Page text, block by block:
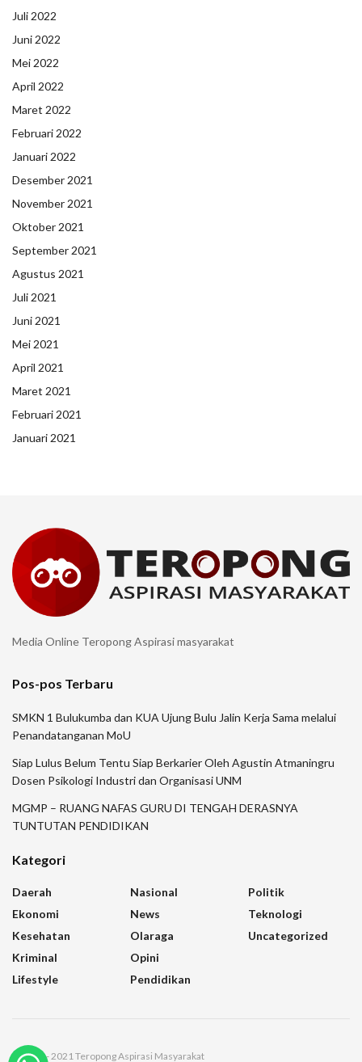
Juli 2022
Juni 2022
Mei 2022
April 2022
Maret 2022
Februari 2022
Januari 2022
Desember 2021
November 2021
Oktober 2021
September 2021
Agustus 2021
Juli 2021
Juni 2021
Mei 2021
April 2021
Maret 2021
Februari 2021
Januari 2021
Media Online Teropong Aspirasi masyarakat
Pos-pos Terbaru
SMKN 1 Bulukumba dan KUA Ujung Bulu Jalin Kerja Sama melalui
Penandatanganan MoU
Siap Lulus Belum Tentu Siap Berkarier Oleh Agustin Atmaningru
Dosen Psikologi Industri dan Organisasi UNM
MGMP – RUANG NAFAS GURU DI TENGAH DERASNYA
TUNTUTAN PENDIDIKAN
Kategori
Daerah
Ekonomi
Kesehatan
Kriminal
Lifestyle
Nasional
News
Olaraga
Opini
Pendidikan
Politik
Teknologi
Uncategorized
© 2021 - 2021 Teropong Aspirasi Masyarakat